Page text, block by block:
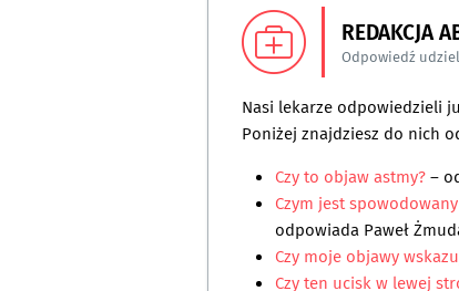
REDAKCJA
Odpowiedź
Nasi lekarze odpowiedzieli
Poniżej znajdziesz do nich
Czy to objaw astmy?–
Czym jest
odpowiada Paweł
Czy moje objawy
Czy ten ucisk w lewej